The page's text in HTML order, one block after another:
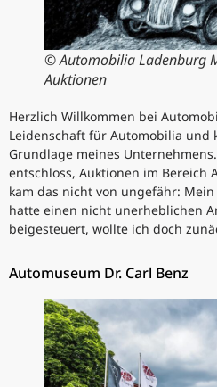
© Automobilia Ladenburg
Auktionen
Herzlich Willkommen bei
Leidenschaft für Automobilia und
Grundlage meines
entschloss, Auktionen im Bereich
kam das nicht von ungefähr:
hatte einen nicht unerheblichen
beigesteuert, wollte ich doch
Automuseum Dr. Carl Benz